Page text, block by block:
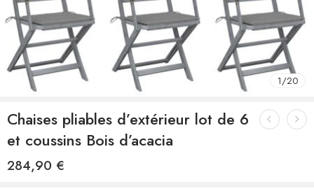
1/20
Chaises pliables d’extérieur lot de 6
et coussins Bois d’acacia
284,90 €